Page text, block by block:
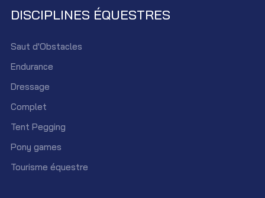
DISCIPLINES ÉQUESTRES
Saut d'Obstacles
Endurance
Dressage
Complet
Tent Pegging
Pony games
Tourisme équestre